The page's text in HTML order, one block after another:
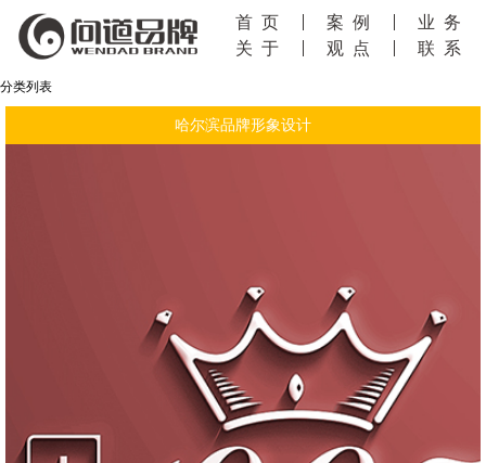
首页 案例
业务
关于
观点 联系
分类列表
哈尔滨品牌形象设计